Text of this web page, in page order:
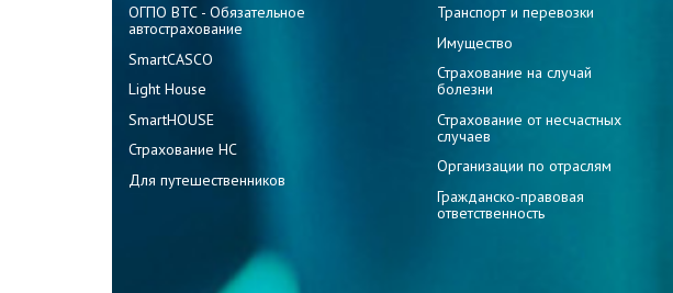
ОГПО ВТС - Обязательное
автострахование
SmartCASCO
Light House
SmartHOUSE
Страхование НС
Для путешественников
Транспорт и перевозки
Имущество
Страхование на случай
болезни
Страхование от несчастных
случаев
Организации по отраслям
Гражданско-правовая
ответственность